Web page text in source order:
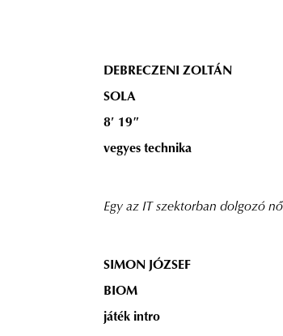
DEBRECZENI ZOLTÁN
SOLA
8′ 19″
vegyes technika
Egy az IT szektorban dolgozó
SIMON JÓZSEF
BIOM
játék intro